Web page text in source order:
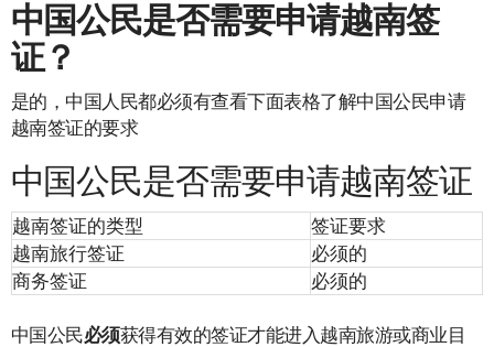
中国公民是否需要申请越南签
证？
是的，中国人民都必须有查看下面表格了解中国公民申请
越南签证的要求
中国公民是否需要申请越南签证
越南签证的类型
签证要求
越南旅行签证
必须的
商务签证
必须的
中国公民必须获得有效的签证才能进入越南旅游或商业目